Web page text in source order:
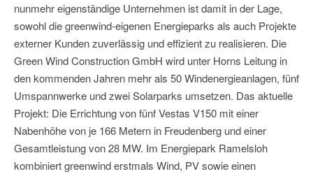
nunmehr eigenständige Unternehmen ist damit in der Lage,
sowohl die greenwind-eigenen Energieparks als auch Projekte
externer Kunden zuverlässig und effizient zu realisieren. Die
Green Wind Construction GmbH wird unter Horns Leitung in
den kommenden Jahren mehr als 50 Windenergieanlagen, fünf
Umspannwerke und zwei Solarparks umsetzen. Das aktuelle
Projekt: Die Errichtung von fünf Vestas V150 mit einer
Nabenhöhe von je 166 Metern in Freudenberg und einer
Gesamtleistung von 28 MW. Im Energiepark Ramelsloh
kombiniert greenwind erstmals Wind, PV sowie einen